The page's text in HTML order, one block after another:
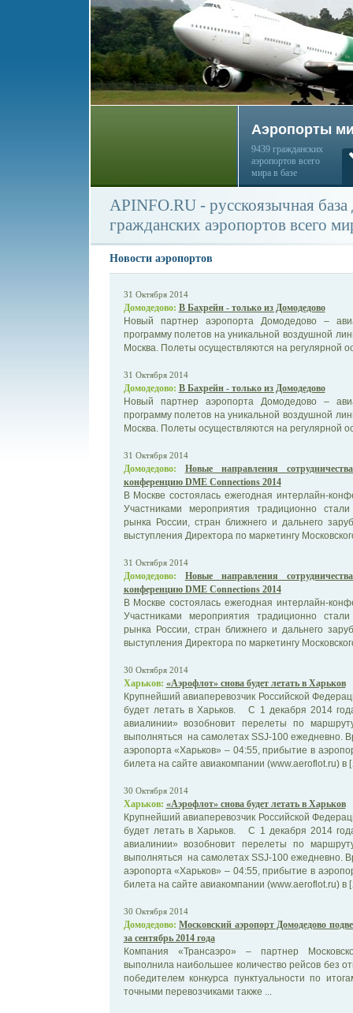
Аэропорты
9439 гражданских
аэропортов всего
мира в базе
APINFO.RU - русскоязычная
гражданских аэропортов всего
Новости аэропортов
31 Октября 2014
Домодедово: В Бахрейн - только из Домодедово
Новый партнер аэропорта Домодедово –
программу полетов на уникальной воздушной
Москва. Полеты осуществляются на регулярной
31 Октября 2014
Домодедово: В Бахрейн - только из Домодедово
Новый партнер аэропорта Домодедово –
программу полетов на уникальной воздушной
Москва. Полеты осуществляются на регулярной
31 Октября 2014
Домодедово:
Новые направления
конференцию DME Connections 2014
В Москве состоялась ежегодная интерлайн-
Участниками мероприятия традиционно
рынка России, стран ближнего и дальнего
выступления Директора по маркетингу
31 Октября 2014
Домодедово:
Новые направления
конференцию DME Connections 2014
В Москве состоялась ежегодная интерлайн-
Участниками мероприятия традиционно
рынка России, стран ближнего и дальнего
выступления Директора по маркетингу
30 Октября 2014
Харьков: «Аэрофлот» снова будет летать в Харьков
Крупнейший авиаперевозчик Российской
будет летать в Харьков. С 1 декабря 2014
авиалинии» возобновит перелеты по
выполняться на самолетах SSJ-100 ежедневно.
аэропорта «Харьков» – 04:55, прибытие в
билета на сайте авиакомпании (www.aeroflot.ru) в
30 Октября 2014
Харьков: «Аэрофлот» снова будет летать в Харьков
Крупнейший авиаперевозчик Российской
будет летать в Харьков. С 1 декабря 2014
авиалинии» возобновит перелеты по
выполняться на самолетах SSJ-100 ежедневно.
аэропорта «Харьков» – 04:55, прибытие в
билета на сайте авиакомпании (www.aeroflot.ru) в
30 Октября 2014
Домодедово: Московский аэропорт Домодедово
за сентябрь 2014 года
Компания «Трансаэро» – партнер
выполнила наибольшее количество рейсов без
победителем конкурса пунктуальности по
точными перевозчиками также ...